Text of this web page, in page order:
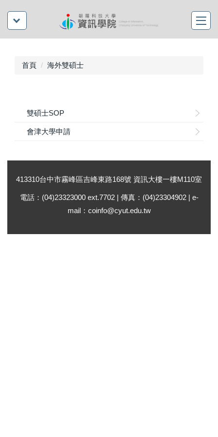
首頁 海外雙碩士
雙碩士SOP
會津大學申請
413310台中市霧峰區吉峰東路168號 資訊大樓一樓M110室
電話：(04)23323000 ext.7702 | 傳真：(04)23304902 | e-
mail：coinfo@cyut.edu.tw